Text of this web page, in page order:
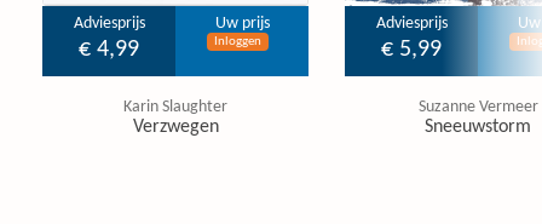
Adviesprijs
€ 4,99
Uw prijs
Inloggen
Karin Slaughter
Verzwegen
Adviesprijs
€ 5,99
Suzanne Vermeer
Sneeuwstorm